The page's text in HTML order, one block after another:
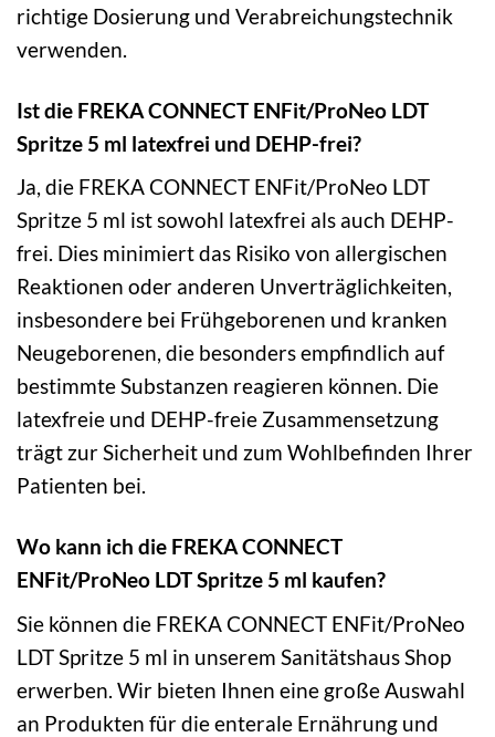
richtige Dosierung und Verabreichungstechnik
verwenden.
Ist die FREKA CONNECT ENFit/ProNeo LDT
Spritze 5 ml latexfrei und DEHP-frei?
Ja, die FREKA CONNECT ENFit/ProNeo LDT
Spritze 5 ml ist sowohl latexfrei als auch DEHP-
frei. Dies minimiert das Risiko von allergischen
Reaktionen oder anderen Unverträglichkeiten,
insbesondere bei Frühgeborenen und kranken
Neugeborenen, die besonders empfindlich auf
bestimmte Substanzen reagieren können. Die
latexfreie und DEHP-freie Zusammensetzung
trägt zur Sicherheit und zum Wohlbefinden Ihrer
Patienten bei.
Wo kann ich die FREKA CONNECT
ENFit/ProNeo LDT Spritze 5 ml kaufen?
Sie können die FREKA CONNECT ENFit/ProNeo
LDT Spritze 5 ml in unserem Sanitätshaus Shop
erwerben. Wir bieten Ihnen eine große Auswahl
an Produkten für die enterale Ernährung und